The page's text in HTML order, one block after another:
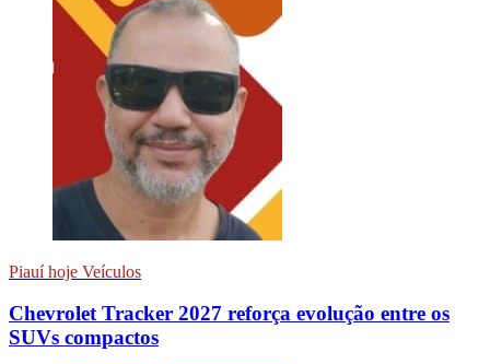
Piauí hoje Veículos
Chevrolet Tracker 2027 reforça evolução entre os
SUVs compactos